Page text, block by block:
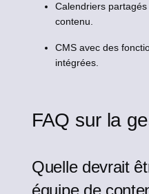
Calendriers
contenu.
CMS avec des
intégrées.
FAQ sur la
Quelle devrait